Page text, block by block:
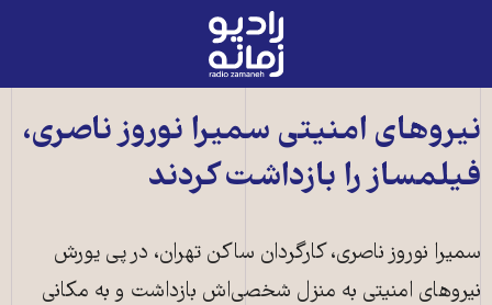
رادیو
زمانه
صفحه
اصلی
نیروهای امنیتی سمیرا نوروز ناصری،
فیلمساز را بازداشت کردند
سمیرا نوروز ناصری، کارگردان ساکن تهران، در پی یورش
نیروهای امنیتی به منزل شخصی‌اش بازداشت و به مکانی